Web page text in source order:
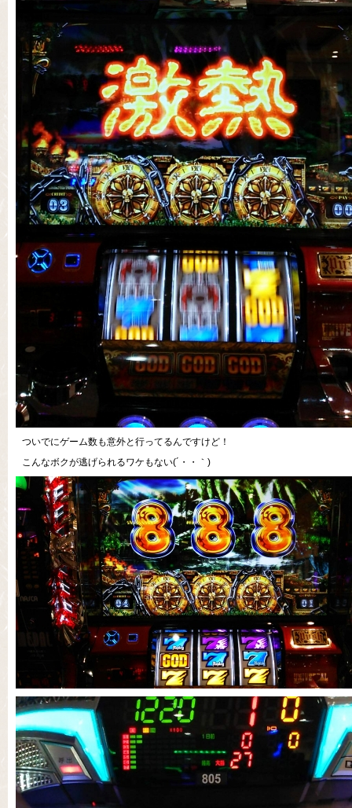
ついでにゲーム数も意外と行ってるんですけど！
こんなボクが逃げられるワケもない(´・・｀)